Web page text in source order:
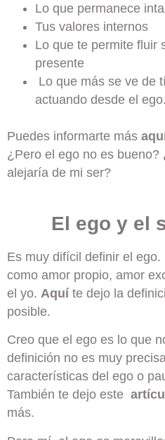
Lo que permanece
Tus valores internos
Lo que te permite fluir
presente
Lo que más se ve de
actuando desde el ego.
Puedes informarte más
¿Pero el ego no es bueno?
alejaría de mi ser?
El ego y el
Es muy difícil definir el
como amor propio, amor
el yo. Aquíte dejo la
posible.
Creo que el ego es lo que
definición no es muy
características del ego o
También te dejo este
más.